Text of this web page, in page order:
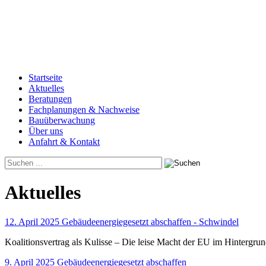
Startseite
Aktuelles
Beratungen
Fachplanungen & Nachweise
Bauüberwachung
Über uns
Anfahrt & Kontakt
Aktuelles
12. April 2025 Gebäudeenergiegesetzt abschaffen - Schwindel
Koalitionsvertrag als Kulisse – Die leise Macht der EU im
9. April 2025 Gebäudeenergiegesetzt abschaffen